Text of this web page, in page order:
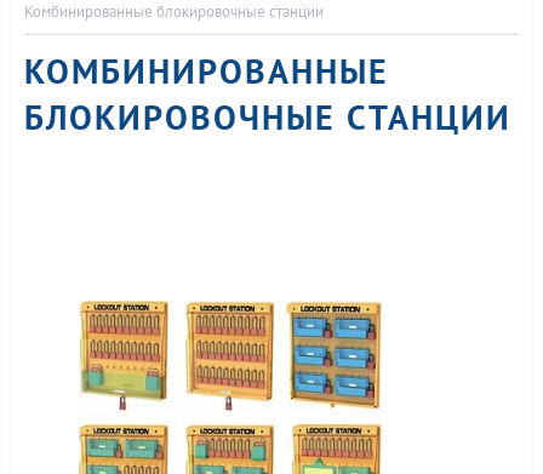
Комбинированные блокировочные станции
КОМБИНИРОВАННЫЕ
БЛОКИРОВОЧНЫЕ СТАНЦИИ